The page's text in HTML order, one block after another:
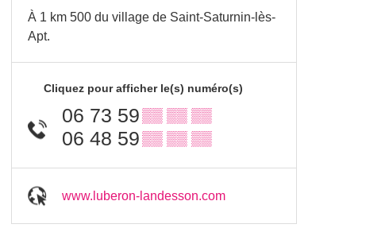
À 1 km 500 du village de Saint-Saturnin-lès-
Apt.
Cliquez pour afficher le(s) numéro(s)
06 73 59 ▒▒ ▒▒ ▒▒
06 48 59 ▒▒ ▒▒ ▒▒
www.luberon-landesson.com